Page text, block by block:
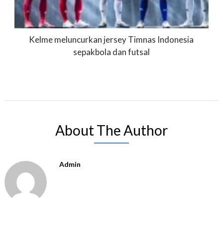
Kelme meluncurkan jersey Timnas Indonesia
sepakbola dan futsal
About The Author
Admin